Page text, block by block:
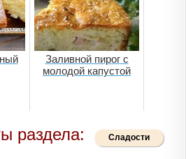
Заливной пирог с
молодой капустой
раздела: Сладости